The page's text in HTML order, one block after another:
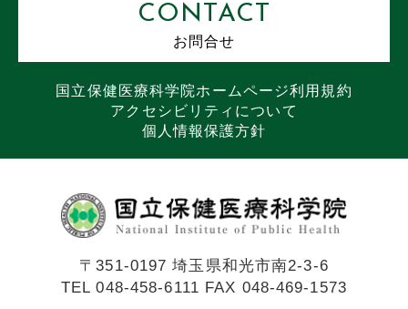
CONTACT
お問合せ
国立保健医療科学院ホームページ利用規約
アクセシビリティについて
個人情報保護方針
〒351-0197 埼玉県和光市南2-3-6
TEL 048-458-6111 FAX 048-469-1573